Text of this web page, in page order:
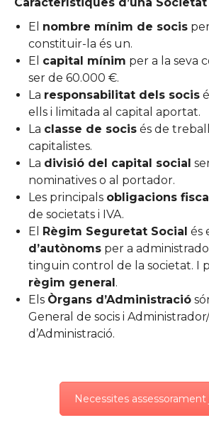
El nombre mínim de socis
constituir-la és un.
El capital mínim per a la seva
ser de 60.000 €.
La responsabilitat dels socis
ells i limitada al capital aportat.
La classe de socis és de
capitalistes.
La divisió del capital social
nominatives o al portador.
Les principals obligacions
de societats i IVA.
El Règim Seguretat Social és
d’autònoms per a
tinguin control de la societat. I
règim general.
Els Òrgans d’Administració
General de socis i Administrador/
d’Administració.
Necessites assessorament